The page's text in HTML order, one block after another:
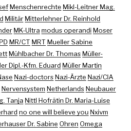
Menschenrechte Mikl-Leitner Mag.
MilitärMitterlehner Dr. Reinhold
MK-Ultra modus operandi Moser
MR/CT MRT Mueller Sabine
Mühlbacher Dr. ThomasMüller-
Dipl.-Kfm. Eduard Müller Martin
Nazi-doctorsNazi-Ärzte Nazi/CIA
Nervensystem NetherlandsNeubauer
Tanja Nittl Hofrätin Dr. Maria-Luise
no one will believe you Nxivm
Dr. Sabine Ohren Omega